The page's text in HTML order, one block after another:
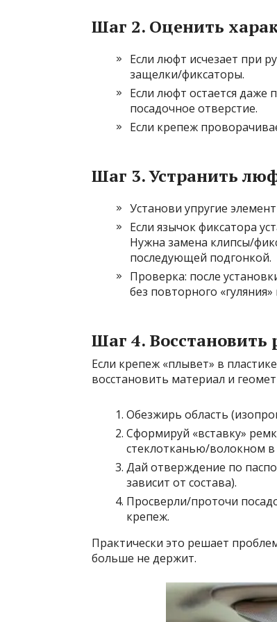
Шаг 2. Оценить
Если люфт исчезает при
защелки/фиксаторы.
Если люфт остается
посадочное отверстие.
Если крепеж
Шаг 3. Устранить
Установи упругие
Если язычок фиксатора
Нужна замена клипсы/
последующей подгонкой.
Проверка: после
без повторного
Шаг 4. Восстановить
Если крепеж «плывет» в
восстановить материал и
Обезжирь область
Сформируй «вставку»
стеклотканью/волокном в
Дай отверждение по
зависит от состава).
Просверли/проточи
крепеж.
Практически это решает
больше не держит.